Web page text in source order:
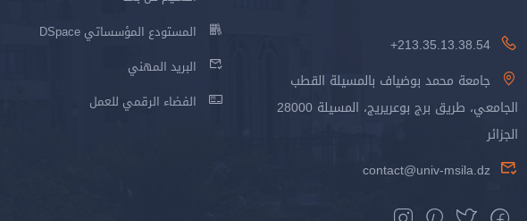
213.35.13.38.54+
جامعة محمد بوضياف بالمسيلة القطب
الجامعي، طريق برج بوعريريج، المسيلة 28000
الجزائر
contact@univ-msila.dz
المستودع المؤسساتي DSpace
البريد المهني
الفضاء الرقمي للعمل